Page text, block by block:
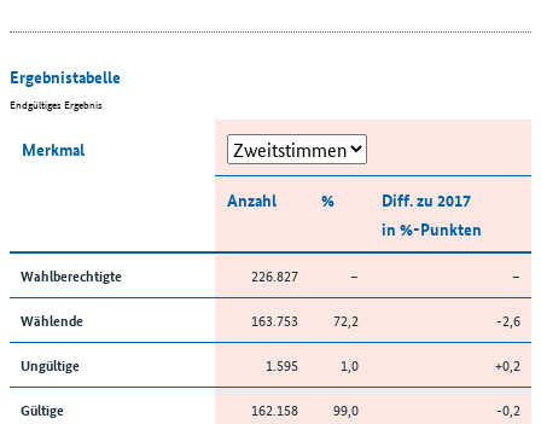
Ergebnistabelle
Endgültiges Ergebnis
Merkmal
Anzahl %
Diff. zu 2017
in %-Punkten
Wahlberechtigte 226.827 – –
Wählende 163.753 72,2 -2,6
Ungültige 1.595 1,0 +0,2
Gültige 162.158 99,0 -0,2